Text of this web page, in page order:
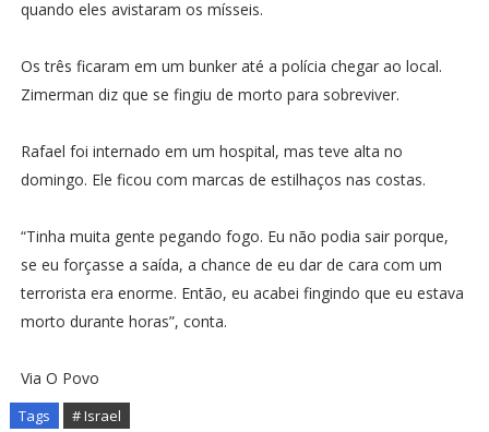
quando eles avistaram os mísseis.
Os três ficaram em um bunker até a polícia chegar ao local.
Zimerman diz que se fingiu de morto para sobreviver.
Rafael foi internado em um hospital, mas teve alta no
domingo. Ele ficou com marcas de estilhaços nas costas.
“Tinha muita gente pegando fogo. Eu não podia sair porque,
se eu forçasse a saída, a chance de eu dar de cara com um
terrorista era enorme. Então, eu acabei fingindo que eu estava
morto durante horas”, conta.
Via O Povo
Tags # Israel